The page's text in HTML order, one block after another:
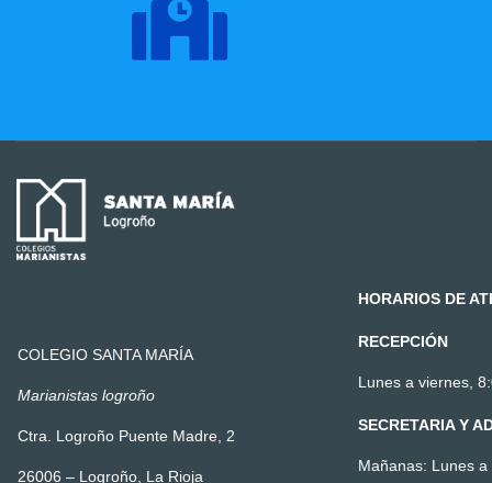
COLEGIO SANTA MARÍA
Marianistas logroño
Ctra. Logroño Puente Madre, 2
26006 – Logroño, La Rioja
HORARIOS DE
RECEPCIÓN
Lunes a viernes,
SECRETARIA Y
Mañanas: Lunes